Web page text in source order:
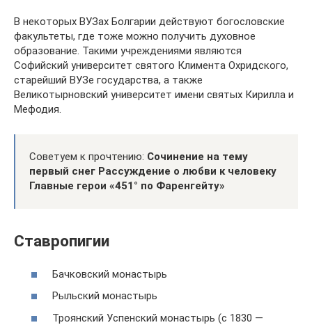
В некоторых ВУЗах Болгарии действуют богословские
факультеты, где тоже можно получить духовное
образование. Такими учреждениями являются
Софийский университет святого Климента Охридского,
старейший ВУЗе государства, а также
Великотырновский университет имени святых Кирилла и
Мефодия.
Советуем к прочтению: Сочинение на тему
первый снег Рассуждение о любви к человеку
Главные герои «451° по Фаренгейту»
Ставропигии
Бачковский монастырь
Рыльский монастырь
Троянский Успенский монастырь (с 1830 —